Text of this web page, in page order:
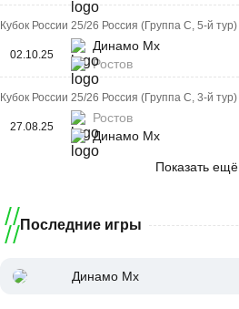
Кубок России 25/26 Россия (Группа C, 5-й тур)
02.10.25
Динамо Мх
Ростов
Кубок России 25/26 Россия (Группа C, 3-й тур)
27.08.25
Ростов
Динамо Мх
Показать ещё
Последние игры
Динамо Мх